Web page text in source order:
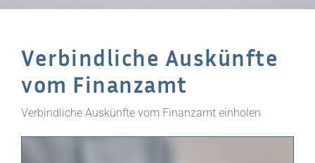
Verbindliche Auskünfte
vom Finanzamt
Verbindliche Auskünfte vom Finanzamt einholen